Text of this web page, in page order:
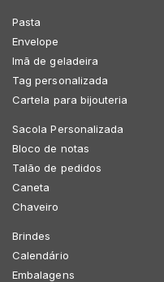
Pasta
Envelope
Imã de geladeira
Tag personalizada
Cartela para bijouteria
Sacola Personalizada
Bloco de notas
Talão de pedidos
Caneta
Chaveiro
Brindes
Calendário
Embalagens